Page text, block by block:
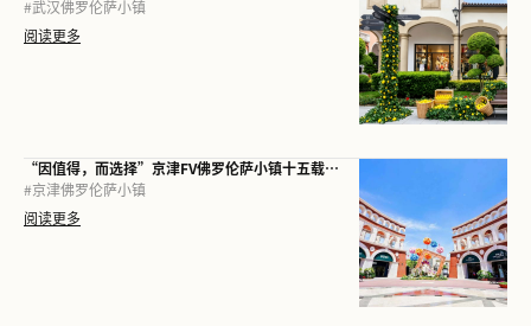
#武汉佛罗伦萨小镇
阅读更多
“因值得，而选择”京津FV佛罗伦萨小镇十五载再启新程
#京津佛罗伦萨小镇
阅读更多